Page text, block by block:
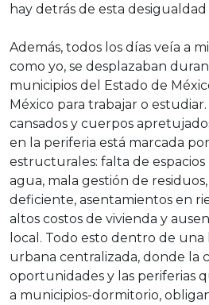
hay detrás de esta
Además, todos los días veía a
como yo, se desplazaban
municipios del Estado de
México para trabajar o
cansados y cuerpos
en la periferia está marcada
estructurales: falta de espacios
agua, mala gestión de
deficiente, asentamientos en
altos costos de vivienda y
local. Todo esto dentro de una
urbana centralizada, donde la
oportunidades y las periferias
a municipios-dormitorio,